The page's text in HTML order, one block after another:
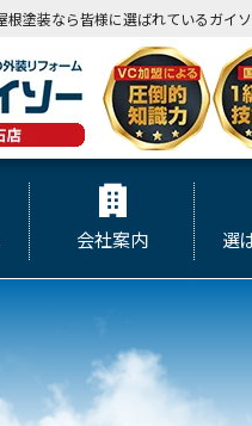
根塗装なら皆様に選ばれているガイ
会社案内 選